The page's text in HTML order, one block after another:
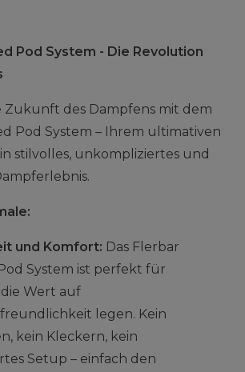
Pod System - Die Revolution
Zukunft des Dampfens mit dem
Pod System – Ihrem ultimativen
stilvolles, unkompliziertes und
und Komfort: Das Flerbar
System ist perfekt für
Wert auf
legen. Kein
kein Kleckern, kein
Setup – einfach den